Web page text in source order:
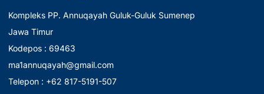
Kompleks PP. Annuqayah Guluk-Guluk Sumenep
Jawa Timur
Kodepos : 69463
ma1annuqayah@gmail.com
Telepon : +62 817-5191-507